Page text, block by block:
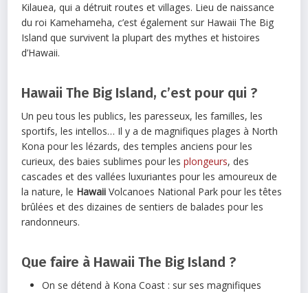
Kilauea, qui a détruit routes et villages. Lieu de naissance
du roi Kamehameha, c’est également sur Hawaii The Big
Island que survivent la plupart des mythes et histoires
d’Hawaii.
Hawaii The Big Island, c’est pour qui ?
Un peu tous les publics, les paresseux, les familles, les
sportifs, les intellos… Il y a de magnifiques plages à North
Kona pour les lézards, des temples anciens pour les
curieux, des baies sublimes pour lesplongeurs, des
cascades et des vallées luxuriantes pour les amoureux de
la nature, le Hawaii Volcanoes National Park pour les têtes
brûlées et des dizaines de sentiers de balades pour les
randonneurs.
Que faire à Hawaii The Big Island ?
On se détend à Kona Coast : sur ses magnifiques